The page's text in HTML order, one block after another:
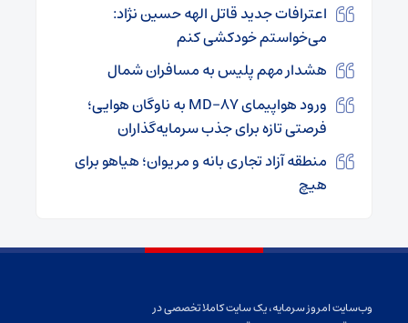
اعترافات جدید قاتل الهه حسین نژاد:
می‌خواستم خودکشی کنم
هشدار مهم پلیس به مسافران شمال
ورود هواپیمای MD-۸۷ به ناوگان هوایی؛
فرصتی تازه برای جذب سرمایه‌گذاران
منطقه آزاد تجاری بانه و مریوان؛ هیاهو برای
هیچ
وب‌سایت امروز سرمایه، یک سایت کاملا تخصصی در